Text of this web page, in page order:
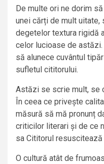
De multe ori ne dorim
unei cărți de mult
degetelor textura rigidă
celor lucioase de
să alunece cuvântul
sufletul cititorului.
Astăzi se scrie mult, se
În ceea ce privește
măsură să mă pronunț
criticilor literari și de ce
sa Cititorul
O cultură atât de